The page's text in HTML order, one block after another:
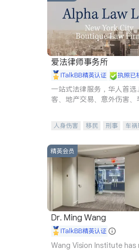
爱法律师事务所
iTalkBB精英认证 执照已
一站式法律服务，华人首选
客、地产交易、意外伤害、
人身伤害 移民 刑事
车
商标注册
索赔 律师-其它
精英会员
Dr. Ming Wang
iTalkBB精英认证
Wang Vision Institute has